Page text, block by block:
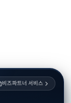
비즈파트너 서비스